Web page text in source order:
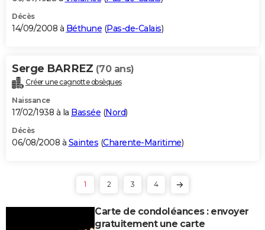
Décès
14/09/2008 à Béthune (Pas-de-Calais)
Serge BARREZ (70 ans)
Créer une cagnotte obsèques
Naissance
17/02/1938 à la Bassée (Nord)
Décès
06/08/2008 à Saintes (Charente-Maritime)
1 2 3 4
Carte de condoléances : envoyer
gratuitement une carte